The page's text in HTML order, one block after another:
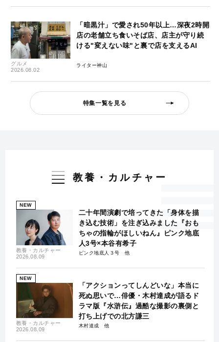
グルメ
2026.08.02
「暗黒汁」で愛され50年以上…深夜2時開
店の老舗立ち食いそば店、店主が守り続
ける"変えない味"と裏で店を支えるAI
ライター神山
特集一覧を見る
教養・カルチャー
NEW
教養・カルチャー
2026.08.09
二十年間演劇で培ってきた「身体を描
き込む技術」を注ぎ込みました『おも
ちゃの指輪がほしいねん』ピンク地底
人3号×本谷有希子
ピンク地底人３号
NEW
教養・カルチャー
2026.08.09
「アクションってしんどいな」本当に
死ぬ思いで…俳優・木村達成が語るド
ラマ版『水滸伝』過酷な撮影の裏側と
打ち上げでの北方謙三
木村達成